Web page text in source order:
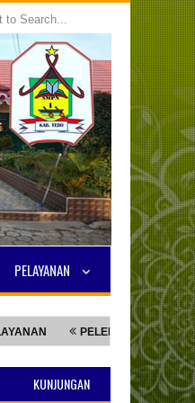
PELAYANAN
PELEPASAN SISWA KELAS 9
KUNJUNGAN